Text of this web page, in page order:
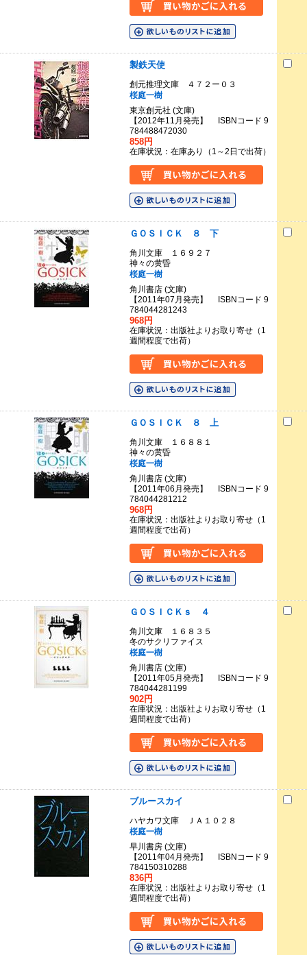
製鉄天使
創元推理文庫 ４７２ー０３
桜庭一樹
東京創元社 (文庫)
【2012年11月発売】 ISBNコード 9
784488472030
858円
在庫状況：在庫あり（1～2日で出荷）
ＧＯＳＩＣＫ ８ 下
角川文庫 １６９２７
神々の黄昏
桜庭一樹
角川書店 (文庫)
【2011年07月発売】 ISBNコード 9
784044281243
968円
在庫状況：出版社よりお取り寄せ（1
週間程度で出荷）
ＧＯＳＩＣＫ ８ 上
角川文庫 １６８８１
神々の黄昏
桜庭一樹
角川書店 (文庫)
【2011年06月発売】 ISBNコード 9
784044281212
968円
在庫状況：出版社よりお取り寄せ（1
週間程度で出荷）
ＧＯＳＩＣＫｓ ４
角川文庫 １６８３５
冬のサクリファイス
桜庭一樹
角川書店 (文庫)
【2011年05月発売】 ISBNコード 9
784044281199
902円
在庫状況：出版社よりお取り寄せ（1
週間程度で出荷）
ブルースカイ
ハヤカワ文庫 ＪＡ１０２８
桜庭一樹
早川書房 (文庫)
【2011年04月発売】 ISBNコード 9
784150310288
836円
在庫状況：出版社よりお取り寄せ（1
週間程度で出荷）